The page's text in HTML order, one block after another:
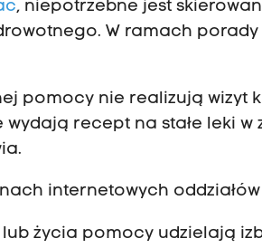
, niepotrzebne jest
W ramach
pomocy nie realizują wizyt
recept na stałe leki w
internetowych oddziałów
życia pomocy udzielają